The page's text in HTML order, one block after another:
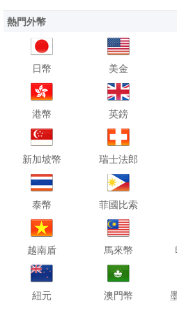
熱門外幣
日幣 美金
港幣 英鎊
新加坡幣 瑞士法郎
泰幣 菲國比索
越南盾 馬來幣
紐元 澳門幣